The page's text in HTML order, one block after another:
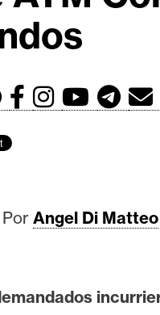
Por Angel Di Matteo